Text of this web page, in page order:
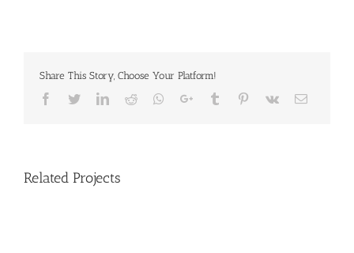
Share This Story, Choose Your Platform!
Facebook
TwitterLinkedIn
Reddit Whatsapp
Google+Tumblr Pinterest
Vk Email
Related Projects